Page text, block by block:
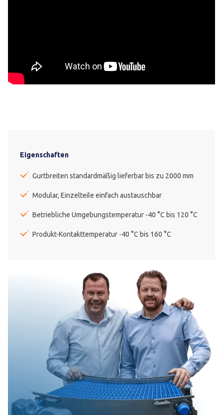
Eigenschaften
Gurtbreiten standardmäßig lieferbar bis zu 2000 mm
Modular, Einzelteile einfach austauschbar
Betriebliche Umgebungstemperatur -40 °C bis 120 °C
Produkt-Kontakttemperatur -40 °C bis 160 °C